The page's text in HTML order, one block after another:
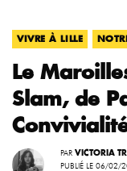
VIVRE À LILLE
Le
Slam, de
PAR VICTORIA
PUBLIÉ LE 06/